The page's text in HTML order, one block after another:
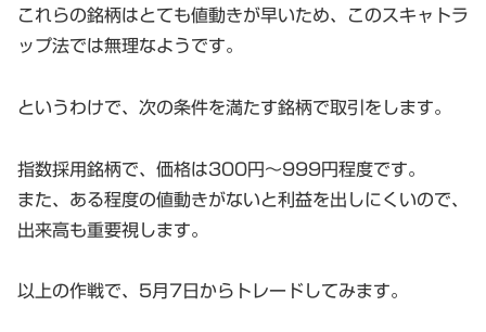
これらの銘柄はとても値動きが早いため、このスキャトラ
ップ法では無理なようです。
というわけで、次の条件を満たす銘柄で取引をします。
指数採用銘柄で、価格は300円～999円程度です。
また、ある程度の値動きがないと利益を出しにくいので、
出来高も重要視します。
以上の作戦で、5月7日からトレードしてみます。